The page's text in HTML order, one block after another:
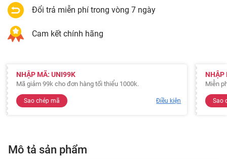
Đổi trả miễn phí trong vòng 7 ngày
Cam kết chính hãng
NHẬP MÃ: UNI99K
Mã giảm 99k cho đơn hàng tối thiểu 1000k.
Sao chép mã Điều kiện
NHẬP
Miễn
Sao
Mô tả sản phẩm